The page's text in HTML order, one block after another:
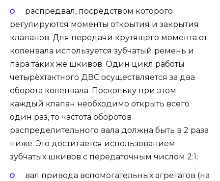
распредвал, посредством которого
регулируются моменты открытия и закрытия
клапанов. Для передачи крутящего момента от
коленвала используется зубчатый ремень и
пара таких же шкивов. Один цикл работы
четырёхтактного ДВС осуществляется за два
оборота коленвала. Поскольку при этом
каждый клапан необходимо открыть всего
один раз, то частота оборотов
распределительного вала должна быть в 2 раза
ниже. Это достигается использованием
зубчатых шкивов с передаточным числом 2:1;
вал привода вспомогательных агрегатов (на